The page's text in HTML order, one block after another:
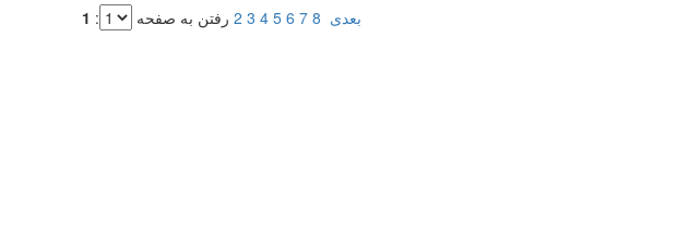
رفتن به صفحه :
1 2 3 4 5 6 7 8 بعدی